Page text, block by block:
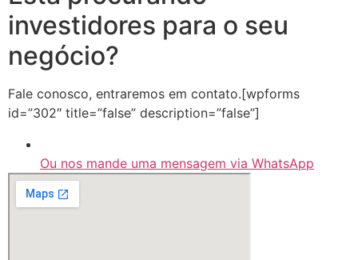
investidores para o seu
negócio?
Fale conosco, entraremos em contato.[wpforms
id=”302″ title=”false” description=”false”]
Ou nos mande uma mensagem via WhatsApp